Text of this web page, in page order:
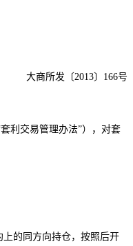
大商所发〔2013〕166号
利交易管理办法”），对套
的同方向持仓，按照后开